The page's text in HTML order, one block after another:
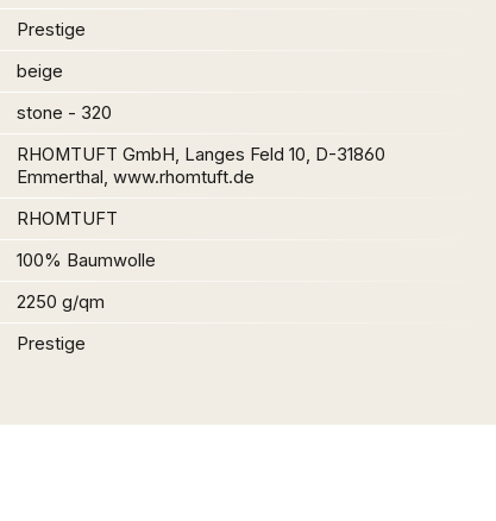
Prestige
beige
stone - 320
RHOMTUFT GmbH, Langes Feld 10, D-31860
Emmerthal, www.rhomtuft.de
RHOMTUFT
100% Baumwolle
2250 g/qm
Prestige